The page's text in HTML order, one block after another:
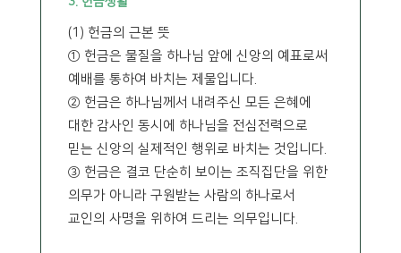
(1) 헌금의 근본 뜻
① 헌금은 물질을 하나님 앞에 신앙의 예표로써
예배를 통하여 바치는 제물입니다.
② 헌금은 하나님께서 내려주신 모든 은혜에
대한 감사인 동시에 하나님을 전심전력으로
믿는 신앙의 실제적인 행위로 바치는 것입니다.
③ 헌금은 결코 단순히 보이는 조직집단을 위한
의무가 아니라 구원받는 사람의 하나로서
교인의 사명을 위하여 드리는 의무입니다.